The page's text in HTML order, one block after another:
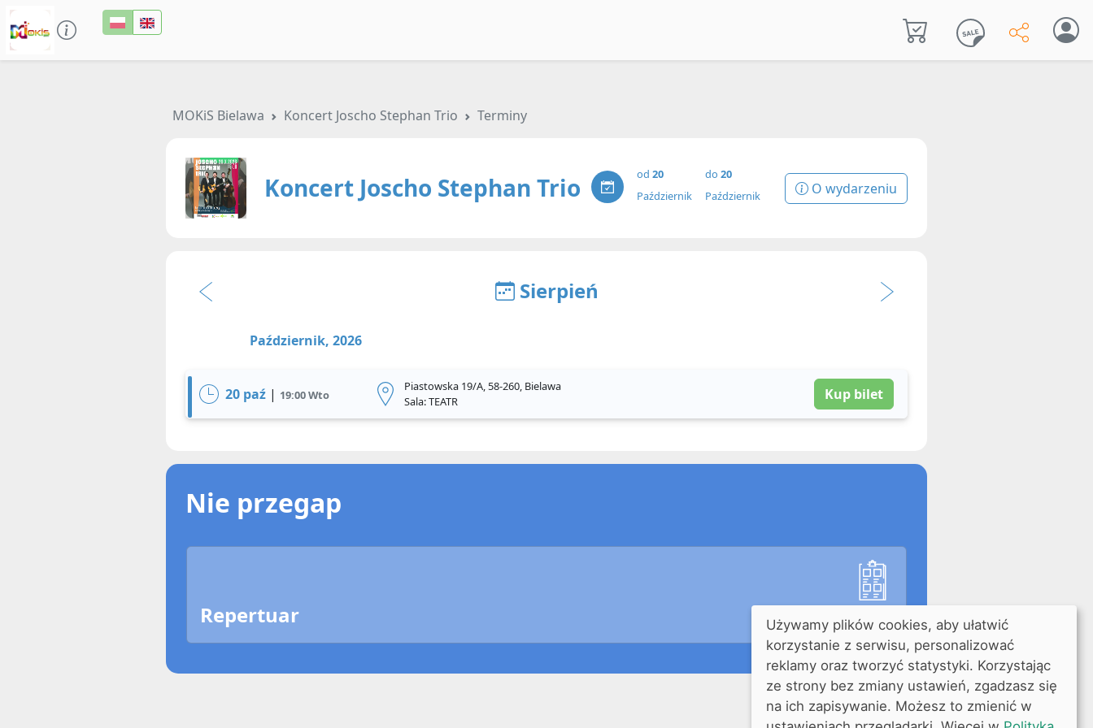
MOKiS Bielawa Koncert Joscho Stephan Trio Terminy
Koncert Joscho Stephan Trio od20
Październik
do20
Październik
O wydarzeniu
Sierpień
Październik, 2026
20 paź | 19:00 Wto
Piastowska 19/A, 58-260, Bielawa
Sala: TEATR
Kup bilet
Nie przegap
Repertuar
Używamy plików cookies, aby ułatwić
korzystanie z serwisu, personalizować
reklamy oraz tworzyć statystyki. Korzystając
ze strony bez zmiany ustawień, zgadzasz się
na ich zapisywanie. Możesz to zmienić w